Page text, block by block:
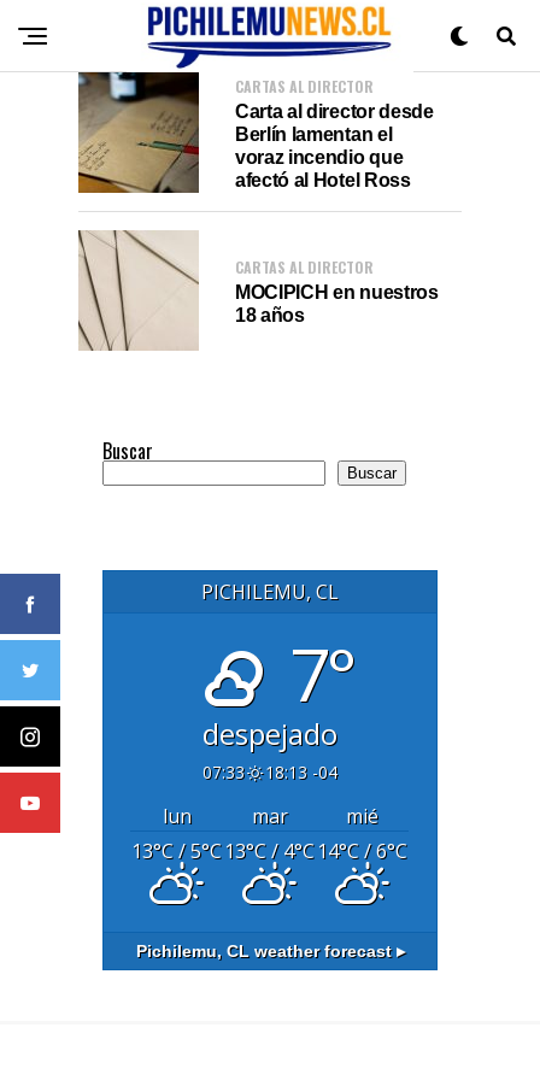
CARTAS AL DIRECTOR
Carta al director desde
Berlín lamentan el
voraz incendio que
afectó al Hotel Ross
CARTAS AL DIRECTOR
MOCIPICH en nuestros
18 años
Buscar
Buscar
PICHILEMU, CL
7°
despejado
07:33 18:13 -04
lun mar
mié
13°C/ 5°C13°C/ 4°C14°C/ 6°C
Pichilemu, CL weather forecast ▸